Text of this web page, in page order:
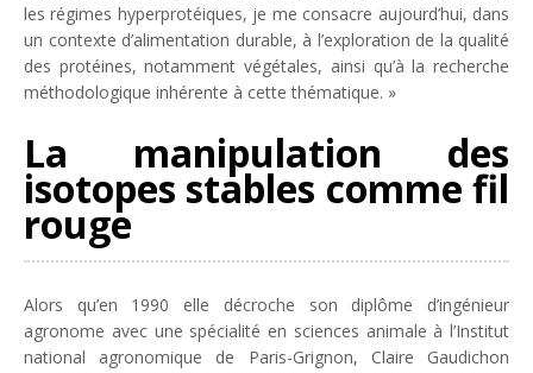
les régimes hyperprotéiques, je me consacre aujourd’hui, dans
un contexte d’alimentation durable, à l’exploration de la qualité
des protéines, notamment végétales, ainsi qu’à la recherche
méthodologique inhérente à cette thématique. »
La manipulation des
isotopes stables comme fil
rouge
Alors qu’en 1990 elle décroche son diplôme d’ingénieur
agronome avec une spécialité en sciences animale à l’Institut
national agronomique de Paris-Grignon, Claire Gaudichon